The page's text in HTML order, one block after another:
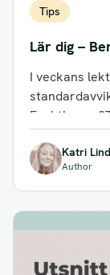
Tips
Lär dig –
grupp celler
I veckans
Funktionen
Katri
Author